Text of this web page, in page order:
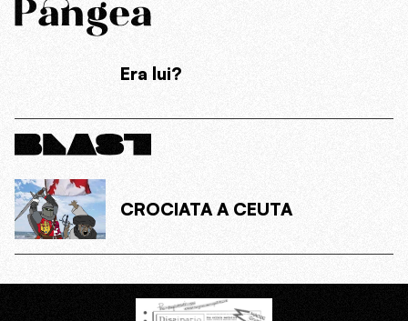
Era lui?
CROCIATA A CEUTA